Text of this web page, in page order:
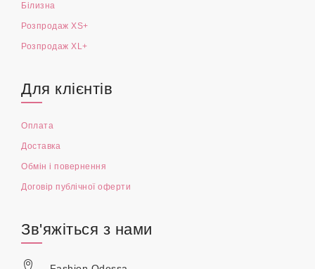
Білизна
Розпродаж XS+
Розпродаж XL+
Для клієнтів
Оплата
Доставка
Обмін і повернення
Договір публічної оферти
Зв'яжіться з нами